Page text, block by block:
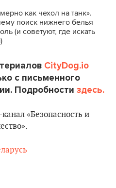
как чехол на танк».
поиск нижнего белья
(и советуют, где искать
CityDog.io
с письменного
Подробности здесь.
«Безопасность и